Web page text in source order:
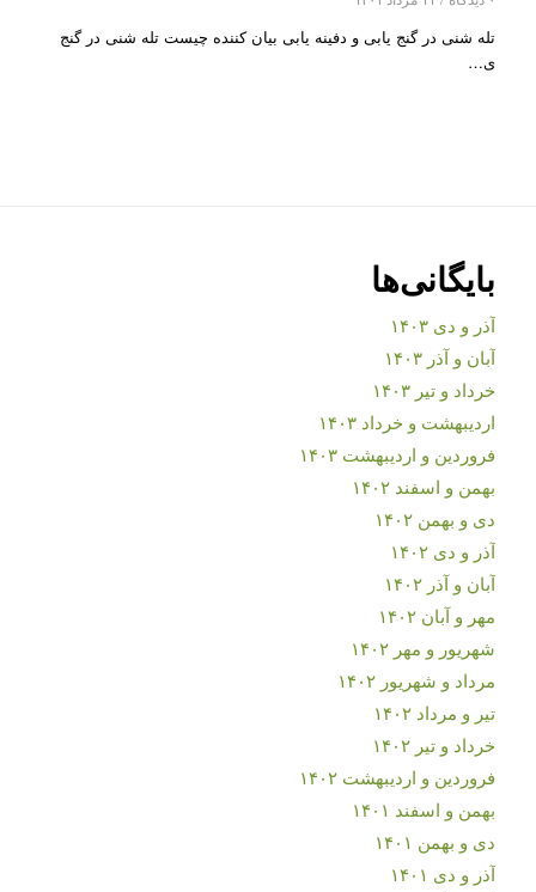
تله شنی در گنج یابی و دفینه یابی بیان کننده چیست تله شنی در گنج
ی…
بایگانی‌ها
آذر و دی ۱۴۰۳
آبان و آذر ۱۴۰۳
خرداد و تیر ۱۴۰۳
اردیبهشت و خرداد ۱۴۰۳
فروردین و اردیبهشت ۱۴۰۳
بهمن و اسفند ۱۴۰۲
دی و بهمن ۱۴۰۲
آذر و دی ۱۴۰۲
آبان و آذر ۱۴۰۲
مهر و آبان ۱۴۰۲
شهریور و مهر ۱۴۰۲
مرداد و شهریور ۱۴۰۲
تیر و مرداد ۱۴۰۲
خرداد و تیر ۱۴۰۲
فروردین و اردیبهشت ۱۴۰۲
بهمن و اسفند ۱۴۰۱
دی و بهمن ۱۴۰۱
آذر و دی ۱۴۰۱